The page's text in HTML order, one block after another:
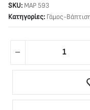
SKU: ΜΑΡ 593
Κατηγορίες: Γάμος-